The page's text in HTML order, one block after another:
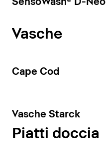
Vasche
Cape Cod
Vasche Starck
Piatti doccia